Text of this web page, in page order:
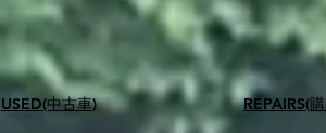
USED(中古車) ​REPAIRS(